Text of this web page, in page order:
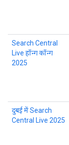
Search Central
Live हॉन्ग कॉन्ग
2025
दुबई में Search
Central Live 2025